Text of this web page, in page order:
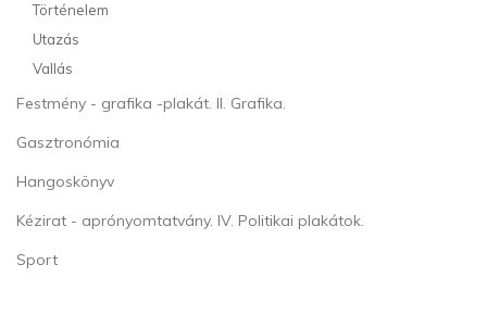
Történelem
Utazás
Vallás
Festmény - grafika -plakát. II. Grafika.
Gasztronómia
Hangoskönyv
Kézirat - aprónyomtatvány. IV. Politikai plakátok.
Sport